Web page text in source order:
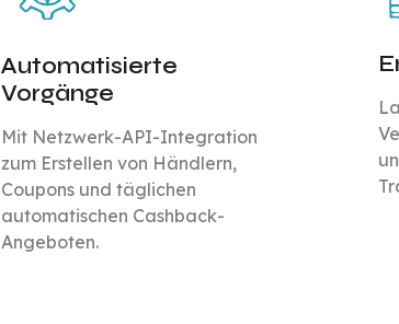
Automatisierte
Vorgänge
Mit Netzwerk-API-Integration
zum Erstellen von Händlern,
Coupons und täglichen
automatischen Cashback-
Angeboten.